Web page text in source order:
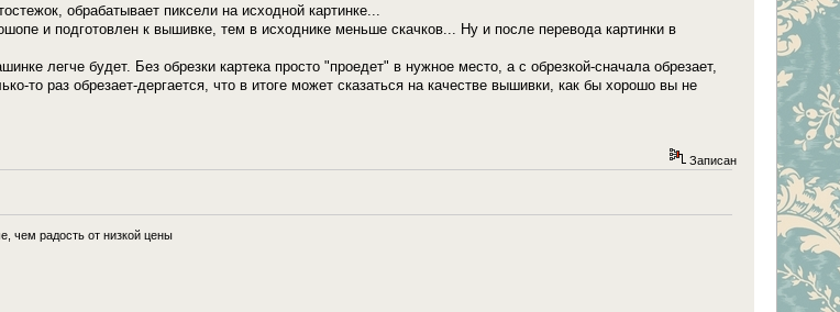
обрабатывает пиксели на исходной картинке...
и подготовлен к вышивке, тем в исходнике меньше скачков... Ну и после перевода картинки в
легче будет. Без обрезки картека просто "проедет" в нужное место, а с обрезкой-сначала обрезает,
то раз обрезает-дергается, что в итоге может сказаться на качестве вышивки, как бы хорошо вы не
Записан
чем радость от низкой цены